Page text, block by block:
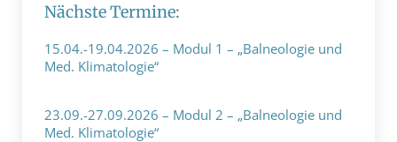
Nächste Termine:
15.04.-19.04.2026 – Modul 1 – „Balneologie und
Med. Klimatologie“
23.09.-27.09.2026 – Modul 2 – „Balneologie und
Med. Klimatologie“